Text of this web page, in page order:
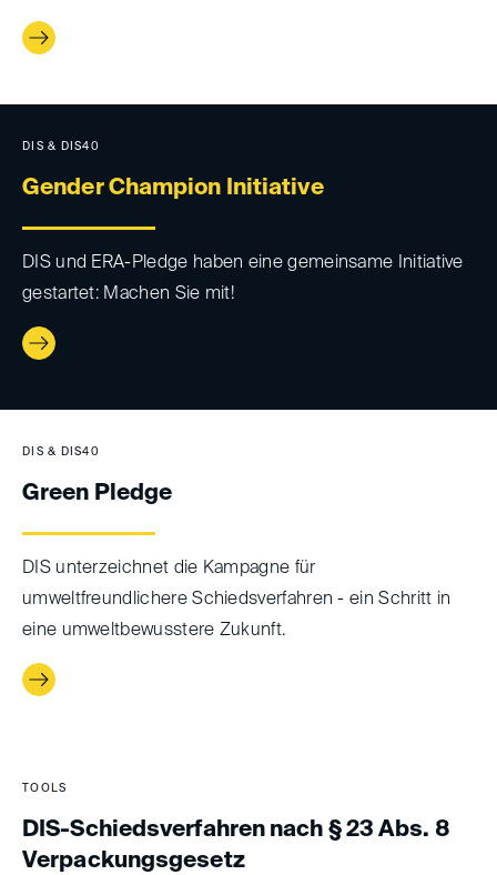
DIS & DIS40
Gender Champion Initiative
DIS und ERA-Pledge haben eine gemeinsame Initiative
gestartet: Machen Sie mit!
DIS & DIS40
Green Pledge
DIS unterzeichnet die Kampagne für
umweltfreundlichere Schiedsverfahren - ein Schritt in
eine umweltbewusstere Zukunft.
TOOLS
DIS-Schiedsverfahren nach § 23 Abs. 8
Verpackungs­gesetz